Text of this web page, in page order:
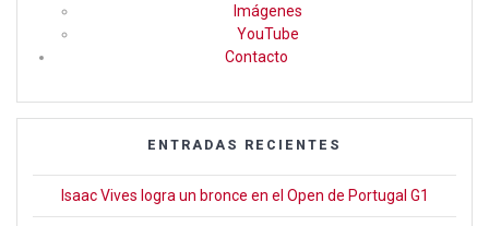
Imágenes
YouTube
Contacto
ENTRADAS RECIENTES
Isaac Vives logra un bronce en el Open de Portugal G1